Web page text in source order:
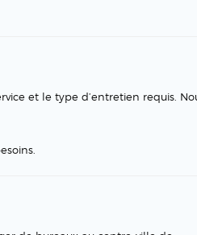
et le type d’entretien requis.